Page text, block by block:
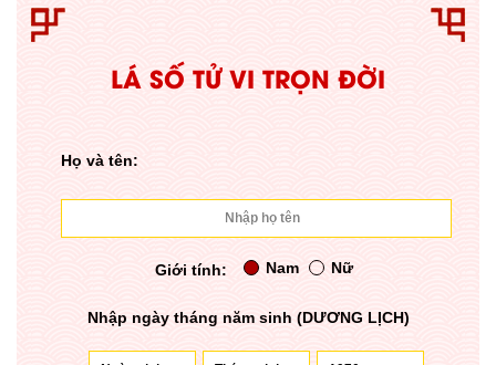
LÁ SỐ TỬ VI TRỌN ĐỜI
Họ và tên:
Giới tính: Nam Nữ
Nhập ngày tháng năm sinh (DƯƠNG LỊCH)